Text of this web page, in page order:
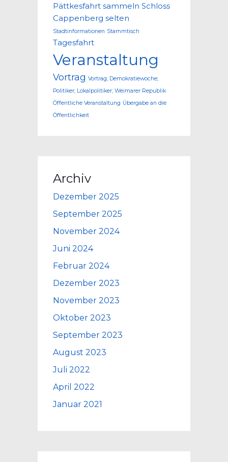
Pättkesfahrt sammeln Schloss
Cappenberg selten
Stadtinformationen Stammtisch
Tagesfahrt
Veranstaltung
Vortrag Vortrag; Demokratiewoche;
Politiker; Lokalpolitiker; Weimarer Republik
Öffentliche Veranstaltung Übergabe an die
Öffentlichkeit
Archiv
Dezember 2025
September 2025
November 2024
Juni 2024
Februar 2024
Dezember 2023
November 2023
Oktober 2023
September 2023
August 2023
Juli 2022
April 2022
Januar 2021